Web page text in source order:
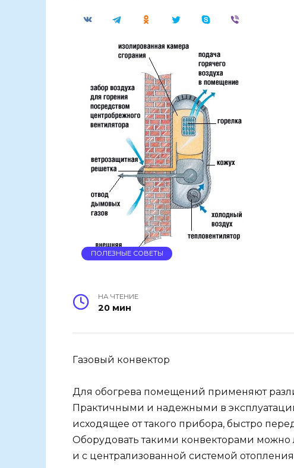
ПОЛЕЗНЫЕ СОВЕТЫ
НА ЧТЕНИЕ
20 мин
Газовый конвектор
Для обогрева помещений применяют
Практичными и надежными в
исходящее от такого прибора, быстро
Оборудовать такими конвекторами
и с централизованной системой